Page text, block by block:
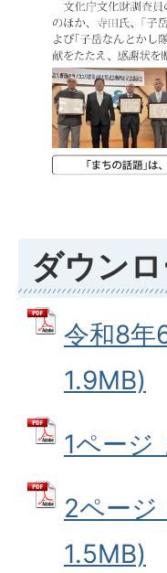
ダウン
令和8年
1.9MB)
1ページ
2ページ
1.5MB)